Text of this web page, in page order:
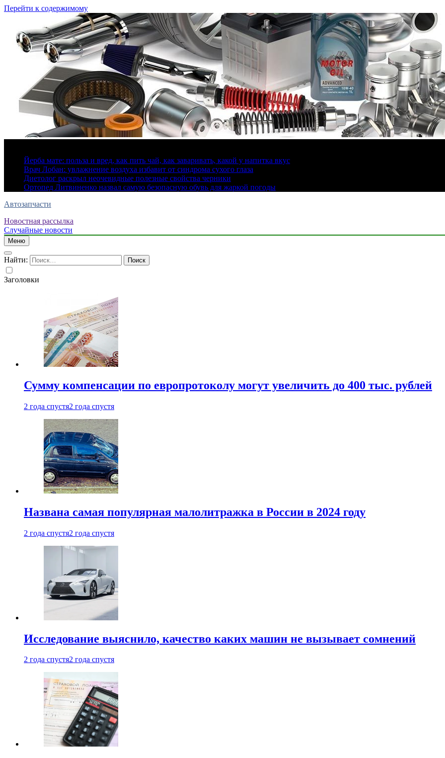
Перейти к содержимому
Йерба мате: польза и вред, как пить чай, как заваривать, какой у напитка вкус
Врач Лобан: увлажнение воздуха избавит от синдрома сухого глаза
Диетолог раскрыл неочевидные полезные свойства черники
Ортопед Литвиненко назвал самую безопасную обувь для жаркой погоды
Автозапчасти
Новостная рассылка
Случайные новости
Меню
Найти:
Заголовки
Сумму компенсации по европротоколу могут увеличить до 400 тыс. рублей
2 года спустя2 года спустя
Названа самая популярная малолитражка в России в 2024 году
2 года спустя2 года спустя
Исследование выяснило, качество каких машин не вызывает сомнений
2 года спустя2 года спустя